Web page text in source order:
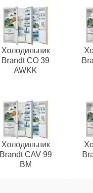
Холодильник
Brandt CO 39
AWKK
Холодильник
Brandt CAV 99
BM